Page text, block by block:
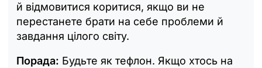
й відмовитися коритися, якщо ви не
перестанете брати на себе проблеми й
завдання цілого світу.
Порада: Будьте як тефлон. Якщо хтось на